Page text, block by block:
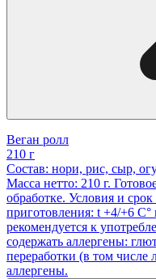
Веган ролл
210 г
Состав: нори, рис, сыр,
Масса нетто: 210 г.
обработке. Условия и
приготовления: t +4/+6 С°
рекомендуется к
содержать аллергены:
переработки (в том числе
аллергены.